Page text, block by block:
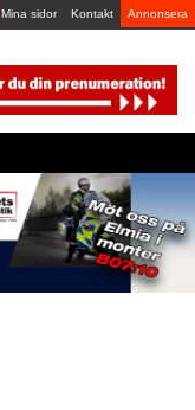
Mina sidor Kontakt Annonsera